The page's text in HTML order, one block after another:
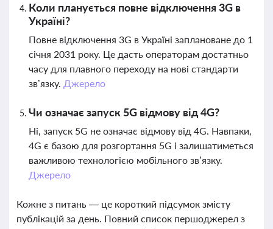
Коли планується повне відключення 3G в
Україні?
Повне відключення 3G в Україні заплановане до 1
січня 2031 року. Це дасть операторам достатньо
часу для плавного переходу на нові стандарти
зв’язку. Джерело
Чи означає запуск 5G відмову від 4G?
Ні, запуск 5G не означає відмову від 4G. Навпаки,
4G є базою для розгортання 5G і залишатиметься
важливою технологією мобільного зв’язку.
Джерело
Кожне з питань — це короткий підсумок змісту
публікацій за день. Повний список першоджерел з